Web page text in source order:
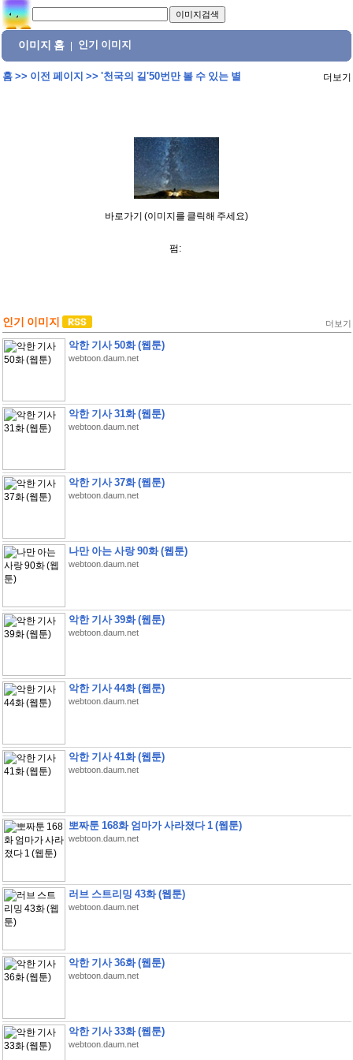
이미지 홈 인기 이미지
홈>> 이전 페이지 >> '천국의 길'50번만 볼 수 있는 별 더보기
바로가기 (이미지를 클릭해 주세요)
펌:
인기 이미지 더보기
악한 기사 50화 (웹툰)
webtoon.daum.net
악한 기사 31화 (웹툰)
webtoon.daum.net
악한 기사 37화 (웹툰)
webtoon.daum.net
나만 아는 사랑 90화 (웹툰)
webtoon.daum.net
악한 기사 39화 (웹툰)
webtoon.daum.net
악한 기사 44화 (웹툰)
webtoon.daum.net
악한 기사 41화 (웹툰)
webtoon.daum.net
뽀짜툰 168화 엄마가 사라졌다 1 (웹툰)
webtoon.daum.net
러브 스트리밍 43화 (웹툰)
webtoon.daum.net
악한 기사 36화 (웹툰)
webtoon.daum.net
악한 기사 33화 (웹툰)
webtoon.daum.net